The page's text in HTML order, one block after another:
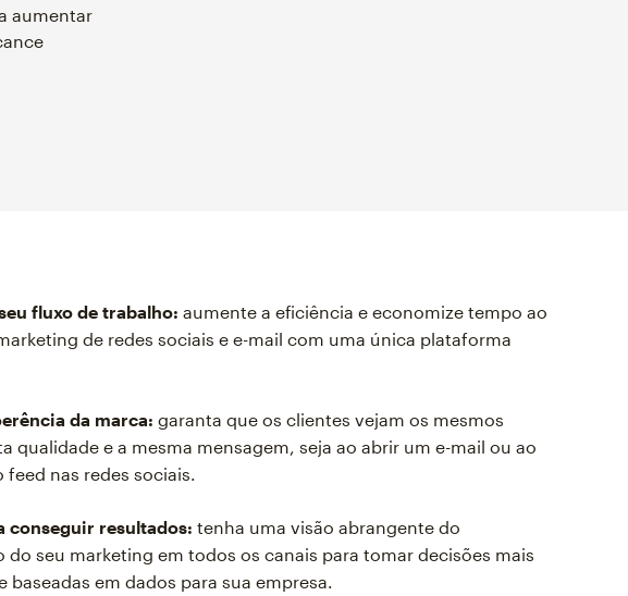
aumentar
fluxo de trabalho: aumente a eficiência e economize tempo ao
de redes sociais e e-mail com uma única plataforma
da marca: garanta que os clientes vejam os mesmos
qualidade e a mesma mensagem, seja ao abrir um e-mail ou ao
feed nas redes sociais.
conseguir resultados: tenha uma visão abrangente do
do seu marketing em todos os canais para tomar decisões mais
baseadas em dados para sua empresa.